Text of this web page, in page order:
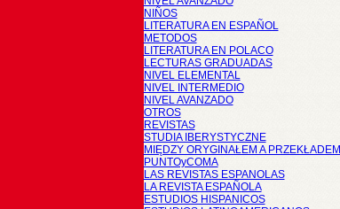
NIÑOS
LITERATURA EN ESPAÑOL
METODOS
LITERATURA EN POLACO
LECTURAS GRADUADAS
NIVEL ELEMENTAL
NIVEL INTERMEDIO
NIVEL AVANZADO
OTROS
REVISTAS
STUDIA IBERYSTYCZNE
MIĘDZY ORYGINAŁEM A PRZEKŁADEM
PUNTOyCOMA
LAS REVISTAS ESPANOLAS
LA REVISTA ESPAÑOLA
ESTUDIOS HISPANICOS